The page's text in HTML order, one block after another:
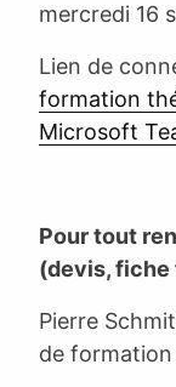
mercredi 16
Lien de
formation
Microsoft
Pour tout
(devis,
Pierre
de formation